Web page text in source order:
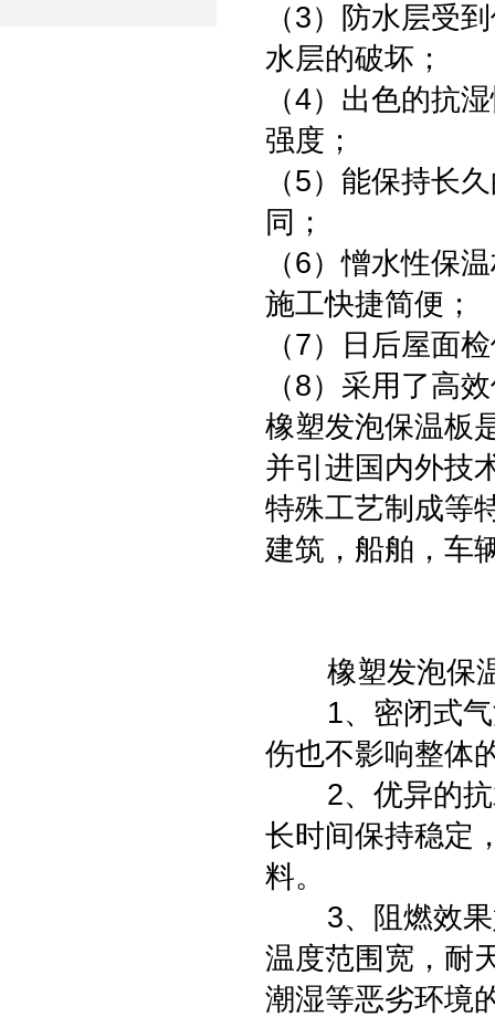
（3）防水层受
水层的破坏；
（4）出色的抗
强度；
（5）能保持长
同；
（6）憎水性保
施工快捷简便；
（7）日后屋面
（8）采用了高
橡塑发泡保温板
并引进国内外技
特殊工艺制成等
建筑，船舶，车
橡塑发泡保
1、密闭式气
伤也不影响整体
2、优异的抗
长时间保持稳定
料。
3、阻燃效果
温度范围宽，耐
潮湿等恶劣环境